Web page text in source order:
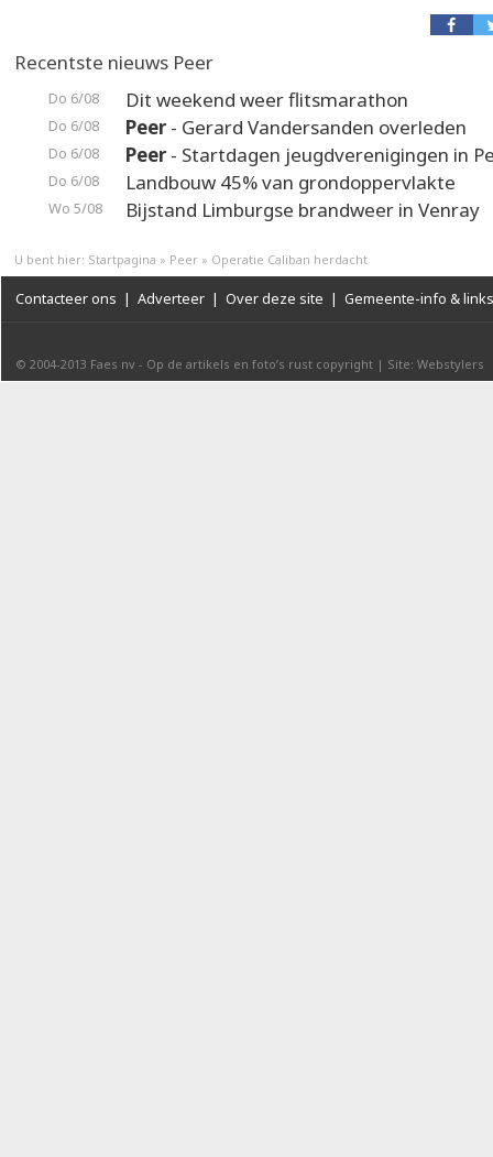
Recentste nieuws Peer
Do 6/08 Dit weekend weer flitsmarathon
Do 6/08 Peer- Gerard Vandersanden overleden
Do 6/08 Peer- Startdagen jeugdverenigingen in
Do 6/08 Landbouw 45% van grondoppervlakte
Wo 5/08 Bijstand Limburgse brandweer in Venray
U bent hier: Startpagina » Peer » Operatie Caliban herdacht
Contacteer ons | Adverteer | Over deze site | Gemeente-info & links
© 2004-2013 Faes nv - Op de artikels en foto’s rust copyright | Site: Webstylers